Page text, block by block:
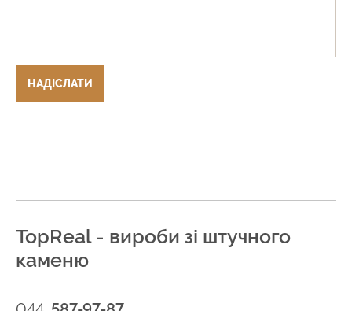
НАДІСЛАТИ
TopReal - вироби зі штучного
каменю